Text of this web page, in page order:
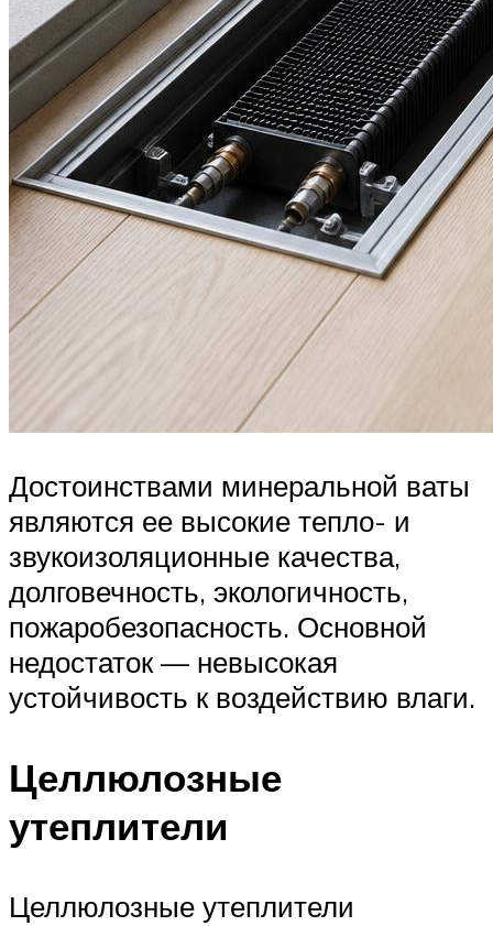
Достоинствами минеральной ваты
являются ее высокие тепло- и
звукоизоляционные качества,
долговечность, экологичность,
пожаробезопасность. Основной
недостаток — невысокая
устойчивость к воздействию влаги.
Целлюлозные
утеплители
Целлюлозные утеплители